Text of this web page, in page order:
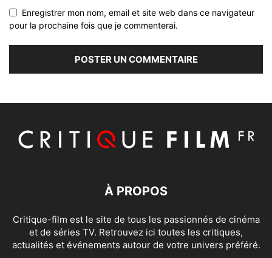
Enregistrer mon nom, email et site web dans ce navigateur
pour la prochaine fois que je commenterai.
À PROPOS
Critique-film est le site de tous les passionnés de cinéma
et de séries TV. Retrouvez ici toutes les critiques,
actualités et événements autour de votre univers préféré.